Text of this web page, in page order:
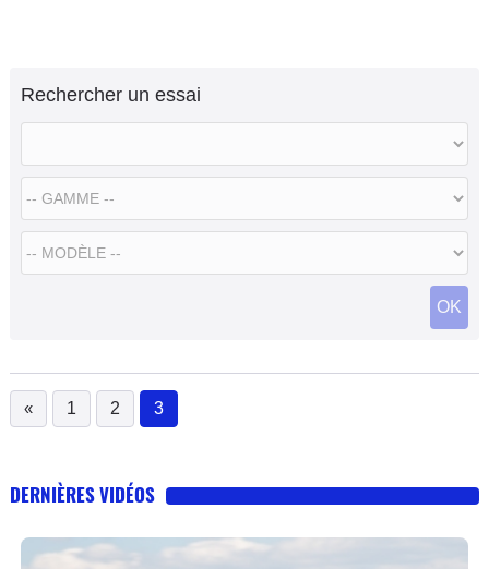
Rechercher un essai
OK
« 1 2 3
(current)
DERNIÈRES VIDÉOS